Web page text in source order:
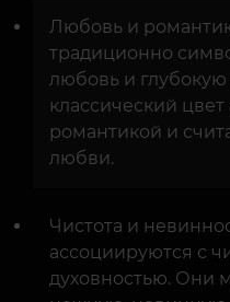
Любовь и
традиционно
любовь и глубокую
классический
романтикой и
любви.
Чистота и
ассоциируются с
духовностью. Они